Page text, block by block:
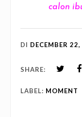
calon
DI DECEMBER
SHARE:
LABEL: MOMENT